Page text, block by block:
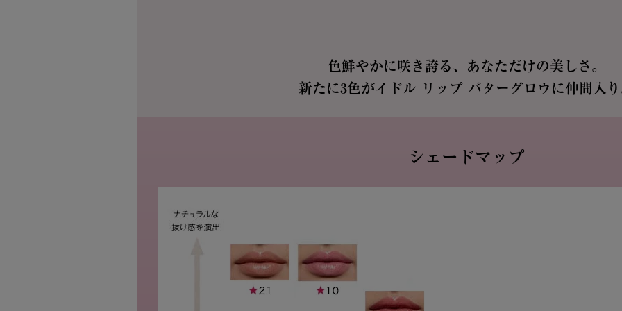
色鮮やかに咲き誇る、 あなただけの美しさ。
新たに3色がイドル リップ バターグロウに仲間入
シェードマップ